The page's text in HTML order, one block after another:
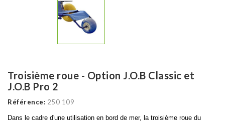
Troisième roue - Option J.O.B Classic et
J.O.B Pro 2
Référence: 250 109
Dans le cadre d'une utilisation en bord de mer, la troisième roue du